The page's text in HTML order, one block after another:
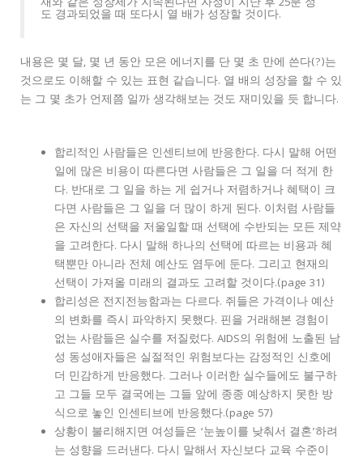
도 경과되었을 때 또다시 열 배가 성장할 것이다.
내용은 몇 달, 몇 년 동안 모은 에너지를 단 몇 초 만에 쓴다(?)는
것으로도 이해할 수 있는 표현 같습니다. 열 배의 성장을 할 수 있
는 그 몇 초가 언제쯤 일까 생각해보는 것도 재미있을 듯 합니다.
합리적인 사람들은 인센티브에 반응한다. 다시 말해 어떤
일에 많은 비용이 따른다면 사람들은 그 일을 더 적게 한
다. 반대로 그 일을 하는 게 쉽거나 저렴하거나 혜택이 크
다면 사람들은 그 일을 더 많이 하게 된다. 이처럼 사람들
은 자신의 선택을 저울일할 때 선택에 수반되는 모든 제약
을 고려한다. 다시 말해 하나의 선택에 따르는 비용과 혜
택뿐만 아니라 전체 예산도 염두에 둔다. 그리고 현재의
선택이 가져올 미래의 결과도 고려할 것이다.(page 31)
합리성은 전지전능함과는 다르다. 쥐들은 가격이나 예산
의 변화를 즉시 파악하지 못했다. 핀을 거래해본 경험이
없는 사람들은 실수를 저질렀다. AIDS의 위험에 노출된 남
성 동성애자들은 실절적인 위험보다는 감정적인 신호에
더 민감하게 반응했다. 그러나 이러한 실수들에도 불구하
고 그들 모두 결국에는 그들 앞에 종종 예상하지 못한 방
식으로 놓인 인센티브에 반응했다.(page 57)
상황이 불리해지면 여성들은 ‘눈높이를 낮춰서 결혼’하려
는 성향을 드러낸다. 다시 말해서 자신보다 교육 수준이